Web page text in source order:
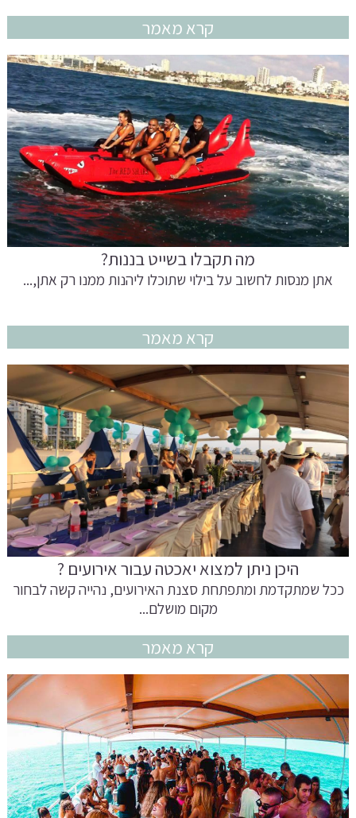
קרא מאמר
מה תקבלו בשייט בננות?
אתן מנסות לחשוב על בילוי שתוכלו ליהנות ממנו רק אתן,...
קרא מאמר
היכן ניתן למצוא יאכטה עבור אירועים ?
ככל שמתקדמת ומתפתחת סצנת האירועים, נהייה קשה לבחור
מקום מושלם...
קרא מאמר